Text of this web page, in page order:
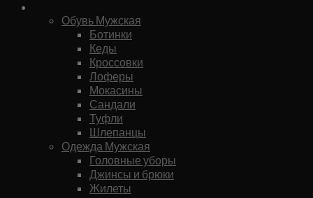
Обувь Мужская
Ботинки
Кеды
Кроссовки
Лоферы
Мокасины
Сандали
Туфли
Шлепанцы
Одежда Мужская
Головные уборы
Джинсы и брюки
Жилеты